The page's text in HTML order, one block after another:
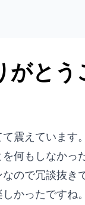
とう
震えています。
何もしなかっ
ので冗談抜き
かったですね